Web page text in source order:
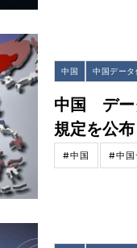
中国 中国デー
中国 デー
規定を公
#中国 #中国